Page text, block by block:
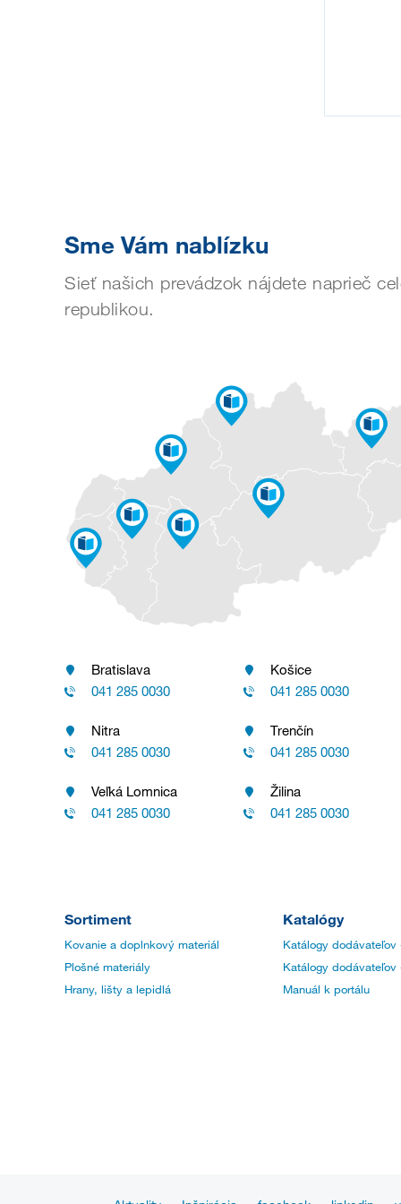
Sme Vám nablízku
Sieť našich prevádzok nájdete naprieč
republikou.
Bratislava
041 285 0030
Košice
041 285 0030
Nitra
041 285 0030
Trenčín
041 285 0030
Veľká Lomnica
041 285 0030
Žilina
041 285 0030
Sortiment
Kovanie a doplnkový materiál
Plošné materiály
Hrany, lišty a lepidlá
Katalógy
Katálogy dodávateľov
Katálogy dodávateľov
Manuál k portálu